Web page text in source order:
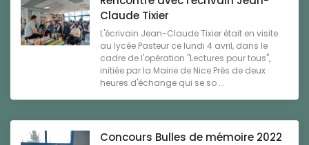
Claude Tixier
L'écrivain Jean-Claude Tixier était en visite
au lycée Pasteur ce lundi 4 avril, dans le
cadre de l'opération "Lectures pour tous",
initiée par la Mairie de Nice.Près de deux
heures d'échange qui se so ...
Concours Bulles de mémoire 2022